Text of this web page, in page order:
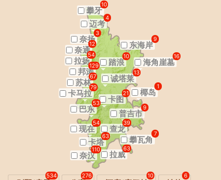
攀牙
10
迈考
4
奈扬
3
东海岸
9
奈通
12
拉扬
54
踏浪
10
邦涛
129 海角崖墓
16
诚塔莱
13
苏林
67
卡马拉
79 椰岛
1
卡图
21
巴东
53
普吉市
9
查龙
39
现在
54
攀瓦角
7
卡塔
63
拉威
63
奈汉
110
534 276 10 6